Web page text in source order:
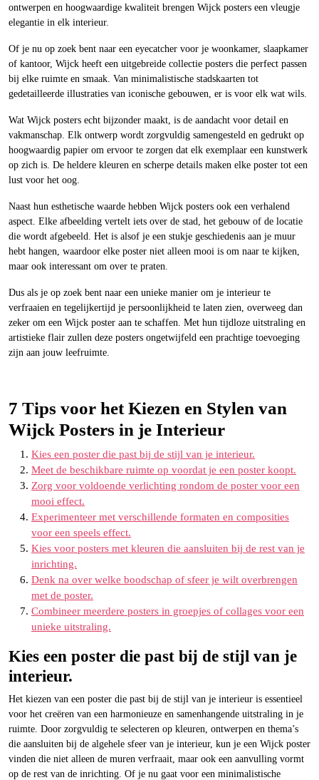
ontwerpen en hoogwaardige kwaliteit brengen Wijck posters een vleugje
elegantie in elk interieur.
Of je nu op zoek bent naar een eyecatcher voor je woonkamer, slaapkamer
of kantoor, Wijck heeft een uitgebreide collectie posters die perfect passen
bij elke ruimte en smaak. Van minimalistische stadskaarten tot
gedetailleerde illustraties van iconische gebouwen, er is voor elk wat wils.
Wat Wijck posters echt bijzonder maakt, is de aandacht voor detail en
vakmanschap. Elk ontwerp wordt zorgvuldig samengesteld en gedrukt op
hoogwaardig papier om ervoor te zorgen dat elk exemplaar een kunstwerk
op zich is. De heldere kleuren en scherpe details maken elke poster tot een
lust voor het oog.
Naast hun esthetische waarde hebben Wijck posters ook een verhalend
aspect. Elke afbeelding vertelt iets over de stad, het gebouw of de locatie
die wordt afgebeeld. Het is alsof je een stukje geschiedenis aan je muur
hebt hangen, waardoor elke poster niet alleen mooi is om naar te kijken,
maar ook interessant om over te praten.
Dus als je op zoek bent naar een unieke manier om je interieur te
verfraaien en tegelijkertijd je persoonlijkheid te laten zien, overweeg dan
zeker om een Wijck poster aan te schaffen. Met hun tijdloze uitstraling en
artistieke flair zullen deze posters ongetwijfeld een prachtige toevoeging
zijn aan jouw leefruimte.
7 Tips voor het Kiezen en Stylen van
Wijck Posters in je Interieur
Kies een poster die past bij de stijl van je interieur.
Meet de beschikbare ruimte op voordat je een poster koopt.
Zorg voor voldoende verlichting rondom de poster voor een
mooi effect.
Experimenteer met verschillende formaten en composities
voor een speels effect.
Kies voor posters met kleuren die aansluiten bij de rest van je
inrichting.
Denk na over welke boodschap of sfeer je wilt overbrengen
met de poster.
Combineer meerdere posters in groepjes of collages voor een
unieke uitstraling.
Kies een poster die past bij de stijl van je
interieur.
Het kiezen van een poster die past bij de stijl van je interieur is essentieel
voor het creëren van een harmonieuze en samenhangende uitstraling in je
ruimte. Door zorgvuldig te selecteren op kleuren, ontwerpen en thema’s
die aansluiten bij de algehele sfeer van je interieur, kun je een Wijck poster
vinden die niet alleen de muren verfraait, maar ook een aanvulling vormt
op de rest van de inrichting. Of je nu gaat voor een minimalistische